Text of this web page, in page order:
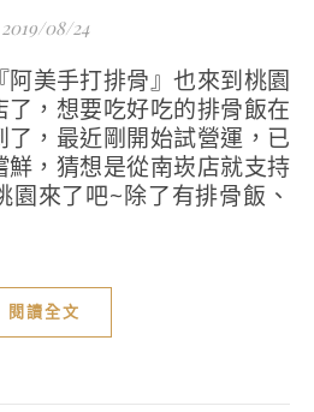
2019/08/24
，想要吃好吃的排骨飯在
，最近剛開始試營運，已
，猜想是從南崁店就支持
園來了吧~除了有排骨飯、
閱讀全文